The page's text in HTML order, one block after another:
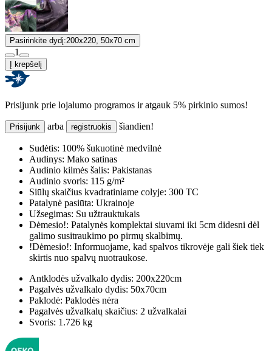
Pasirinkite dydį:200x220, 50x70 cm
1
Į krepšelį
Prisijunk prie lojalumo programos ir atgauk 5% pirkinio sumos!
Prisijunk arba registruokis šiandien!
Sudėtis: 100% šukuotinė medvilnė
Audinys: Mako satinas
Audinio kilmės šalis: Pakistanas
Audinio svoris: 115 g/m²
Siūlų skaičius kvadratiniame colyje: 300 TC
Patalynė pasiūta: Ukrainoje
Užsegimas: Su užtrauktukais
Dėmesio!: Patalynės komplektai siuvami iki 5cm didesni dėl
galimo susitraukimo po pirmų skalbimų.
!Dėmesio!: Informuojame, kad spalvos tikrovėje gali šiek tiek
skirtis nuo spalvų nuotraukose.
Antklodės užvalkalo dydis: 200x220cm
Pagalvės užvalkalo dydis: 50x70cm
Paklodė: Paklodės nėra
Pagalvės užvalkalų skaičius: 2 užvalkalai
Svoris: 1.726 kg